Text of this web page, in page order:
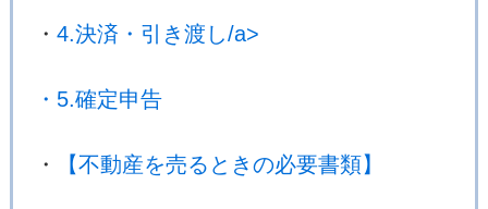
・ 4.決済・引き渡し/a>
・ 5.確定申告
・ 【不動産を売るときの必要書類】